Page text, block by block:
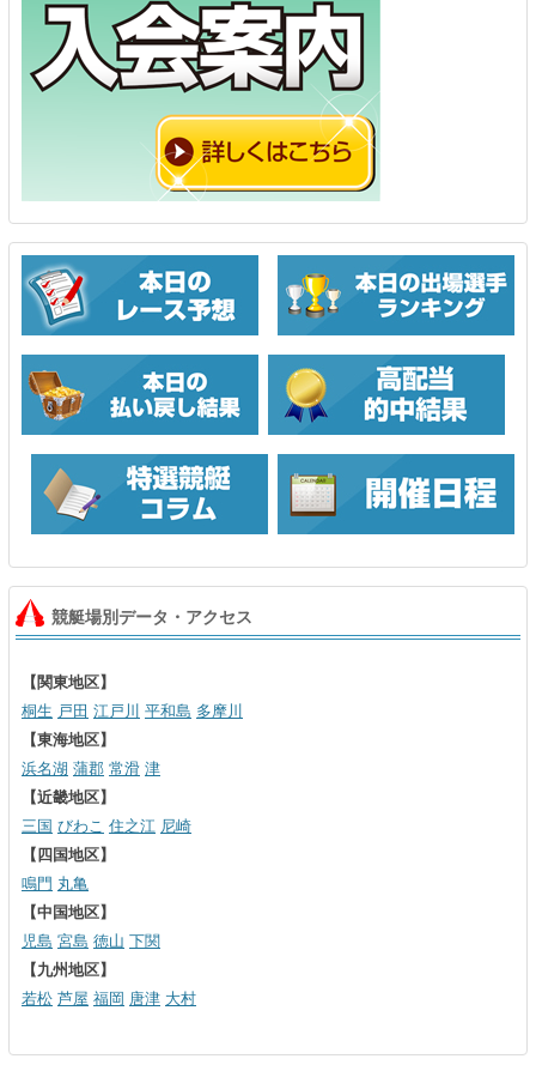
競艇場別データ・アクセス
【関東地区】
桐生 戸田 江戸川 平和島 多摩川
【東海地区】
浜名湖 蒲郡 常滑 津
【近畿地区】
三国 びわこ 住之江 尼崎
【四国地区】
鳴門 丸亀
【中国地区】
児島 宮島 徳山 下関
【九州地区】
若松 芦屋 福岡 唐津 大村